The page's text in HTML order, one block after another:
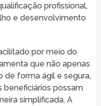
profissional,
e desenvolvimento
por meio do
que não apenas
de forma ágil e segura,
possam
simplificada. A